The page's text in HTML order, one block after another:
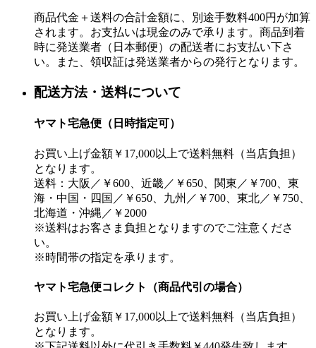
商品代金＋送料の合計金額に、別途手数料400円が加算
されます。お支払いは現金のみで承ります。商品到着
時に発送業者（日本郵便）の配送者にお支払い下さ
い。また、領収証は発送業者からの発行となります。
配送方法・送料について
ヤマト宅急便（日時指定可）
お買い上げ金額￥17,000以上で送料無料（当店負担）
となります。
送料：大阪／￥600、近畿／￥650、関東／￥700、東
海・中国・四国／￥650、九州／￥700、東北／￥750、
北海道・沖縄／￥2000
※送料はお客さま負担となりますのでご注意くださ
い。
※時間帯の指定を承ります。
ヤマト宅急便コレクト（商品代引の場合）
お買い上げ金額￥17,000以上で送料無料（当店負担）
となります。